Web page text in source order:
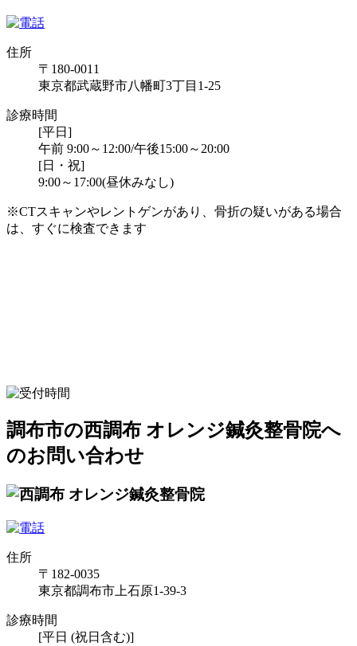
住所
〒180-0011
東京都武蔵野市八幡町3丁目1-25
診療時間
[平日]
午前 9:00～12:00/午後15:00～20:00
[日・祝]
9:00～17:00(昼休みなし)
※CTスキャンやレントゲンがあり、骨折の疑いがある場合
は、すぐに検査できます
調布市の西調布 オレンジ鍼灸整骨院へ
のお問い合わせ
住所
〒182-0035
東京都調布市上石原1-39-3
診療時間
[平日 (祝日含む)]